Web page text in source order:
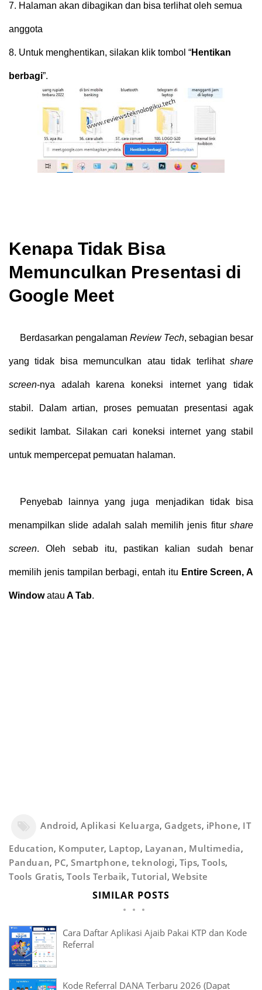
7. Halaman akan dibagikan dan bisa terlihat oleh semua
anggota
8. Untuk menghentikan, silakan klik tombol “Hentikan
berbagi”.
Kenapa Tidak Bisa
Memunculkan Presentasi di
Google Meet
Berdasarkan pengalaman Review Tech, sebagian besar
yang tidak bisa memunculkan atau tidak terlihat share
screen-nya adalah karena koneksi internet yang tidak
stabil. Dalam artian, proses pemuatan presentasi agak
sedikit lambat. Silakan cari koneksi internet yang stabil
untuk mempercepat pemuatan halaman.
Penyebab lainnya yang juga menjadikan tidak bisa
menampilkan slide adalah salah memilih jenis fitur share
screen. Oleh sebab itu, pastikan kalian sudah benar
memilih jenis tampilan berbagi, entah itu Entire Screen, A
Windowatau A Tab.
Android,Aplikasi Keluarga, Gadgets, iPhone, IT
Education, Komputer, Laptop, Layanan, Multimedia,
Panduan, PC,Smartphone,teknologi, Tips,Tools,
Tools Gratis,Tools Terbaik,Tutorial, Website
SIMILAR POSTS
Cara Daftar Aplikasi Ajaib Pakai KTP dan Kode
Referral
Kode Referral DANA Terbaru 2026 (Dapat